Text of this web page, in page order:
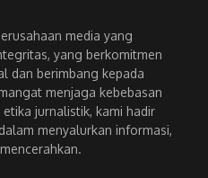
media yang
yang berkomitmen
dan berimbang kepada
menjaga kebebasan
jurnalistik, kami hadir
menyalurkan informasi,